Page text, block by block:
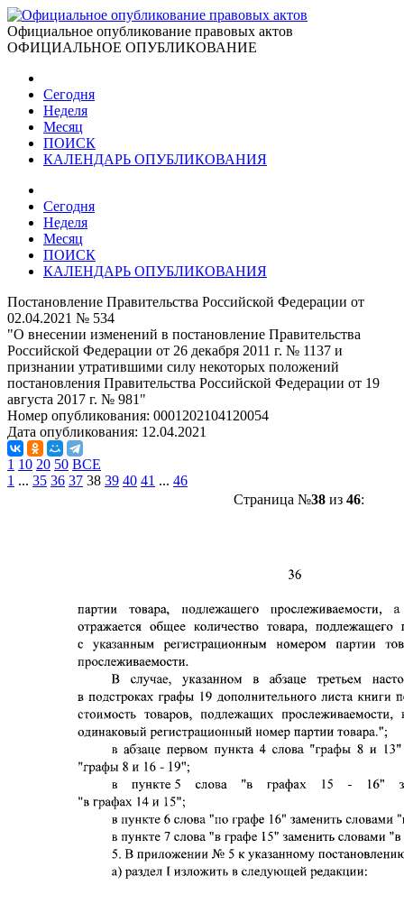
Официальное опубликование правовых актов
ОФИЦИАЛЬНОЕ ОПУБЛИКОВАНИЕ
Сегодня
Неделя
Месяц
ПОИСК
КАЛЕНДАРЬ ОПУБЛИКОВАНИЯ
Сегодня
Неделя
Месяц
ПОИСК
КАЛЕНДАРЬ ОПУБЛИКОВАНИЯ
Постановление Правительства Российской Федерации от
02.04.2021 № 534
"О внесении изменений в постановление Правительства
Российской Федерации от 26 декабря 2011 г. № 1137 и
признании утратившими силу некоторых положений
постановления Правительства Российской Федерации от 19
августа 2017 г. № 981"
Номер опубликования: 0001202104120054
Дата опубликования: 12.04.2021
1 10 20 50 ВСЕ
1 ... 35 36 37 38 39 40 41 ... 46
Страница №38из 46: